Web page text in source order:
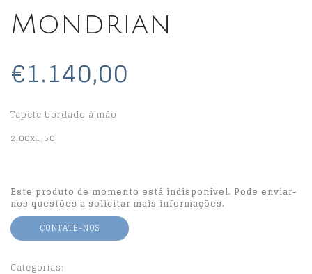
Mondrian
€1.140,00
Tapete bordado á mão
2,00x1,50
Este produto de momento está indisponível. Pode enviar-
nos questões a solicitar mais informações.
CONTATE-NOS
Categorias: